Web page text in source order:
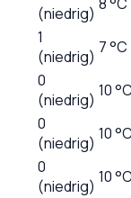
(niedrig)
1
(niedrig) 7 °C
0
(niedrig) 10
0
(niedrig) 10
0
(niedrig) 10